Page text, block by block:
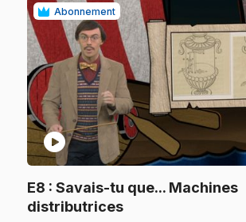
Abonnement
play_circle
E8 : Savais-tu que... Machines
distributrices.